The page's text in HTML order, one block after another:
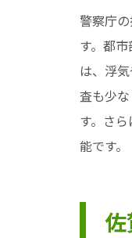
警察庁
す。都
は、浮
査も少
す。さ
能です。